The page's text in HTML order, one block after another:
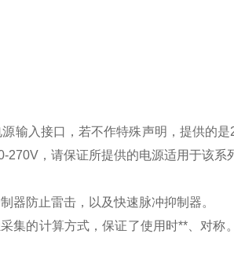
源输入接口，若不作特殊声明，提供的是
270V ，请保证所提供的电源适用于该系
器防止雷击，以及快速脉冲抑制器。
集的计算方式，保证了使用时**、对称